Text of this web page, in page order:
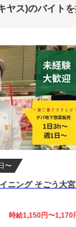
ヤス)のバイト
〜
ニング そごう大
時給1,150円〜1,170